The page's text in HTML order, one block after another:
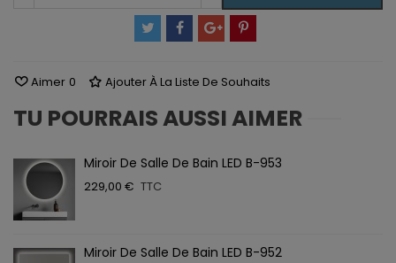
Aimer 0 Ajouter À La Liste De Souhaits
TU POURRAIS AUSSI AIMER
Miroir De Salle De Bain LED B-953
229,00 € TTC
Miroir De Salle De Bain LED B-952